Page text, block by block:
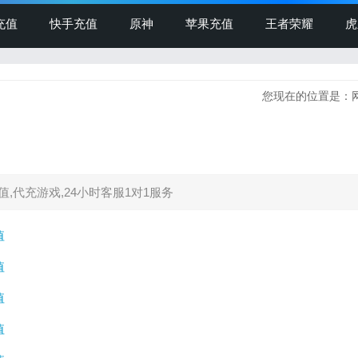
值 快手充值 原神 苹果充值 王者荣耀
您现在的位置是：
,代充游戏,24小时客服1对1服务